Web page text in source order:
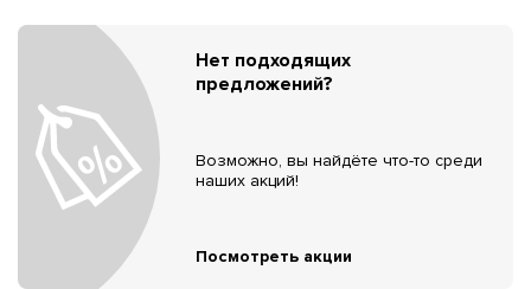
Нет подходящих
предложений?
Возможно, вы найдёте что-то среди
наших акций!
Посмотреть акции